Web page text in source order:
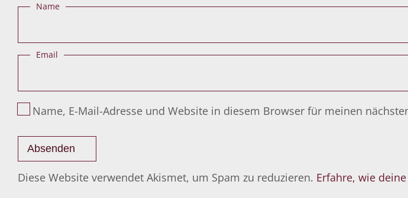
Name
Email
Name, E-Mail-Adresse und Website in diesem Browser für meinen
Diese Website verwendet Akismet, um Spam zu reduzieren. Erfahre, wie